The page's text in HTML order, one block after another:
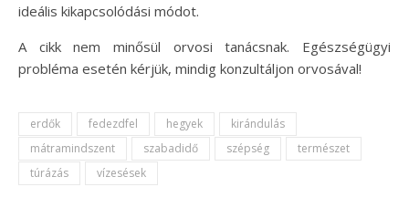
ideális kikapcsolódási módot.
A cikk nem minősül orvosi tanácsnak. Egészségügyi
probléma esetén kérjük, mindig konzultáljon orvosával!
erdők fedezdfel hegyek
kirándulás
mátramindszent
szabadidő szépség
természet
túrázás
vízesések